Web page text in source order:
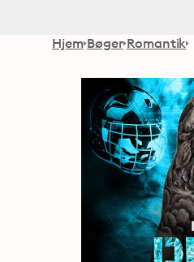
Hjem Bøger Romantik